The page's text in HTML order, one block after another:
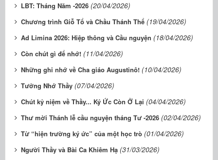
LBT: Tháng Năm -2026 (20/04/2026)
Chương trình Giỗ Tổ và Chầu Thánh Thể (19/04/2026)
Ad Limina 2026: Hiệp thông và Cầu nguyện (18/04/2026)
Còn chút gì để nhớ! (11/04/2026)
Những ghi nhớ về Cha giáo Augustinô! (10/04/2026)
Tưởng Nhớ Thầy (07/04/2026)
Chút kỷ niệm về Thầy... Ký Ức Còn Ở Lại (04/04/2026)
Thư mời Thánh lễ cầu nguyện tháng Tư -2026 (02/04/2026)
Từ “hiện trường ký ức” của một học trò (01/04/2026)
Người Thầy và Bài Ca Khiêm Hạ (31/03/2026)